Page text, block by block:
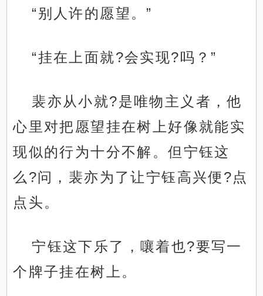
“别人许的愿望。”
“挂在上面就?会实现?吗？”
裴亦从小就?是唯物主义者，他
心里对把愿望挂在树上好像就能实
现似的行为十分不解。但宁钰这
么?问，裴亦为了让宁钰高兴便?点
点头。
宁钰这下乐了，嚷着也?要写一
个牌子挂在树上。